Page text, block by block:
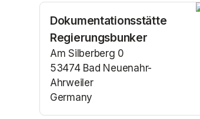
Dokumentationsstätte
Regierungsbunker
Am Silberberg 0
53474 Bad Neuenahr-
Ahrweiler
Germany
(opens in a new tab)